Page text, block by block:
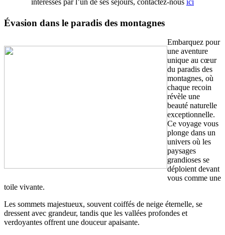
Évasion dans le paradis des montagnes
Embarquez pour
une aventure
unique au cœur
du paradis des
montagnes, où
chaque recoin
révèle une
beauté naturelle
exceptionnelle.
Ce voyage vous
plonge dans un
univers où les
paysages
grandioses se
déploient devant
vous comme une
toile vivante.
Les sommets majestueux, souvent coiffés de neige éternelle, se
dressent avec grandeur, tandis que les vallées profondes et
verdoyantes offrent une douceur apaisante.